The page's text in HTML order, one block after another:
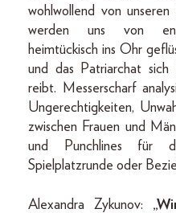
wohlwollend von
werden uns von
heimtückisch ins Ohr
und das Patriarchat
reibt. Messerscharf
Ungerechtigkeiten,
zwischen Frauen und
und Punchlines für
Spielplatzrunde oder
Alexandra Zykunov: